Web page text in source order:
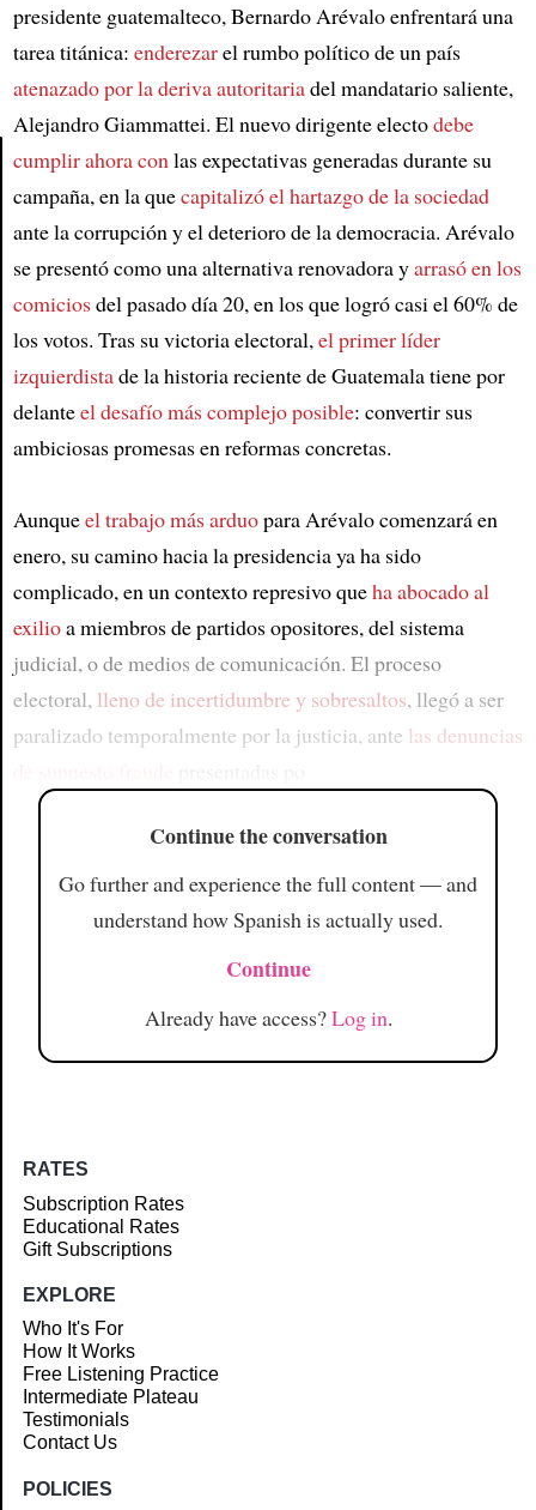
Article
presidente guatemalteco, Bernardo Arévalo enfrentará una
tarea titánica: enderezarel rumbo político de un país
atenazado por la deriva autoritariadel mandatario saliente,
Alejandro Giammattei. El nuevo dirigente electodebe
cumplir ahora conlas expectativas generadas durante su
campaña, en la quecapitalizó el hartazgo de la sociedad
ante la corrupción y el deterioro de la democracia. Arévalo
se presentó como una alternativa renovadora yarrasó en los
comiciosdel pasado día 20, en los que logró casi el 60% de
los votos. Tras su victoria electoral,el primer líder
izquierdistade la historia reciente de Guatemala tiene por
delanteel desafío más complejo posible: convertir sus
ambiciosas promesas en reformas concretas.
Aunqueel trabajo más arduopara Arévalo comenzará en
enero, su camino hacia la presidencia ya ha sido
complicado, en un contexto represivo queha abocado al
exilioa miembros de partidos opositores, del sistema
judicial, o de medios de comunicación. El proceso
electoral, lleno de incertidumbre y sobresaltos, llegó a ser
paralizado temporalmente por la justicia, ante las denuncias
Continue the conversation
Go further and experience the full content — and
understand how Spanish is actually used.
Continue
Already have access?Log in.
RATES
Subscription Rates
Educational Rates
Gift Subscriptions
EXPLORE
Who It's For
How It Works
Free Listening Practice
Intermediate Plateau
Testimonials
Contact Us
POLICIES